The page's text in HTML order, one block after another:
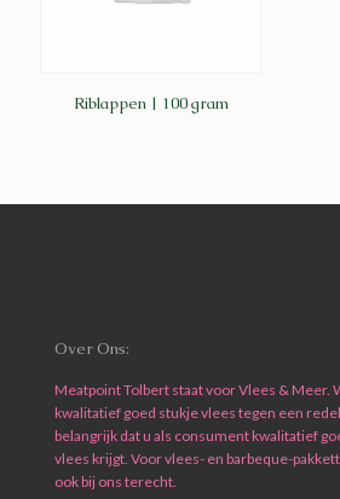
Riblappen | 100 gram
Over Ons:
Meatpoint Tolbert staat voor Vlees & Meer.
kwalitatief goed stukje vlees tegen een
belangrijk dat u als consument kwalitatief
vlees krijgt. Voor vlees- en barbeque-
ook bij ons terecht.